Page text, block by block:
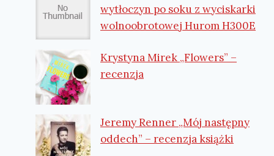
wytłoczyn po soku z wyciskarki
wolnoobrotowej Hurom H300E
Krystyna Mirek „Flowers” –
recenzja
Jeremy Renner „Mój następny
oddech” – recenzja książki